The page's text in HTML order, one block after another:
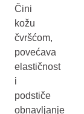
Čini
kožu
čvršćom,
povećava
elastičnost
i
podstiče
obnavljanje